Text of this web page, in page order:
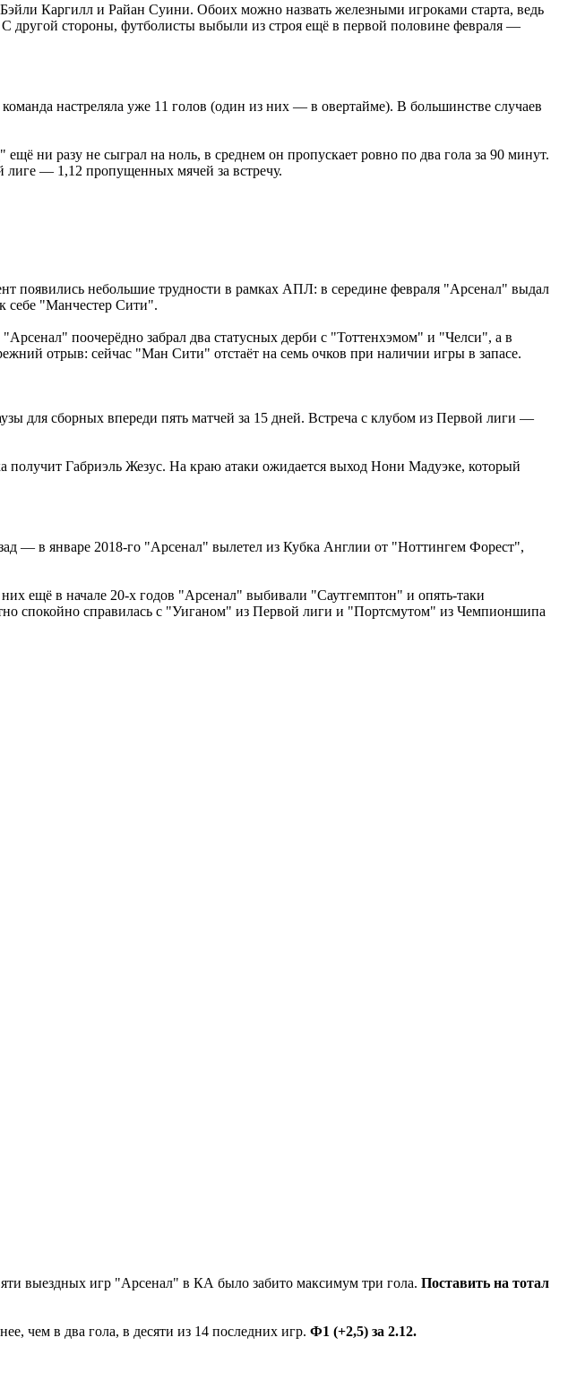
Каргилл и Райан Суини. Обоих можно назвать железными игроками старта, ведь
другой стороны, футболисты выбыли из строя ещё в первой половине февраля ―
настреляла уже 11 голов (один из них ― в овертайме). В большинстве случаев
ни разу не сыграл на ноль, в среднем он пропускает ровно по два гола за 90 минут.
лиге ― 1,12 пропущенных мячей за встречу.
появились небольшие трудности в рамках АПЛ: в середине февраля "Арсенал" выдал
себе "Манчестер Сити".
поочерёдно забрал два статусных дерби с "Тоттенхэмом" и "Челси", а в
отрыв: сейчас "Ман Сити" отстаёт на семь очков при наличии игры в запасе.
для сборных впереди пять матчей за 15 дней. Встреча с клубом из Первой лиги ―
получит Габриэль Жезус. На краю атаки ожидается выход Нони Мадуэке, который
― в январе 2018-го "Арсенал" вылетел из Кубка Англии от "Ноттингем Форест",
ещё в начале 20-х годов "Арсенал" выбивали "Саутгемптон" и опять-таки
спокойно справилась с "Уиганом" из Первой лиги и "Портсмутом" из Чемпионшипа
выездных игр "Арсенал" в КА было забито максимум три гола. Поставить на тотал
чем в два гола, в десяти из 14 последних игр. Ф1 (+2,5) за 2.12.